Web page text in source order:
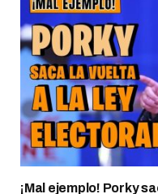
¡Mal ejemplo! Porky